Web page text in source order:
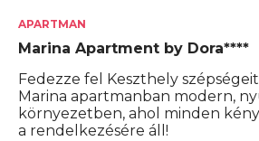
APARTMAN
Marina Apartment by Dora****
Fedezze fel Keszthely
Marina apartmanban modern,
környezetben, ahol minden
a rendelkezésére áll!